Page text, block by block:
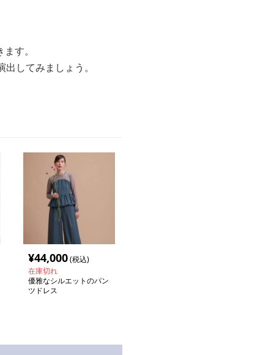
す。
してみましょう。
¥44,000(税込)
在庫切れ
優雅なシルエットのパン
ツドレス